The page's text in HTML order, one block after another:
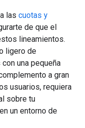
las cuotas y
de que el
lineamientos.
ligero de
una pequeña
a gran
usuarios, requiera
sobre tu
un entorno de